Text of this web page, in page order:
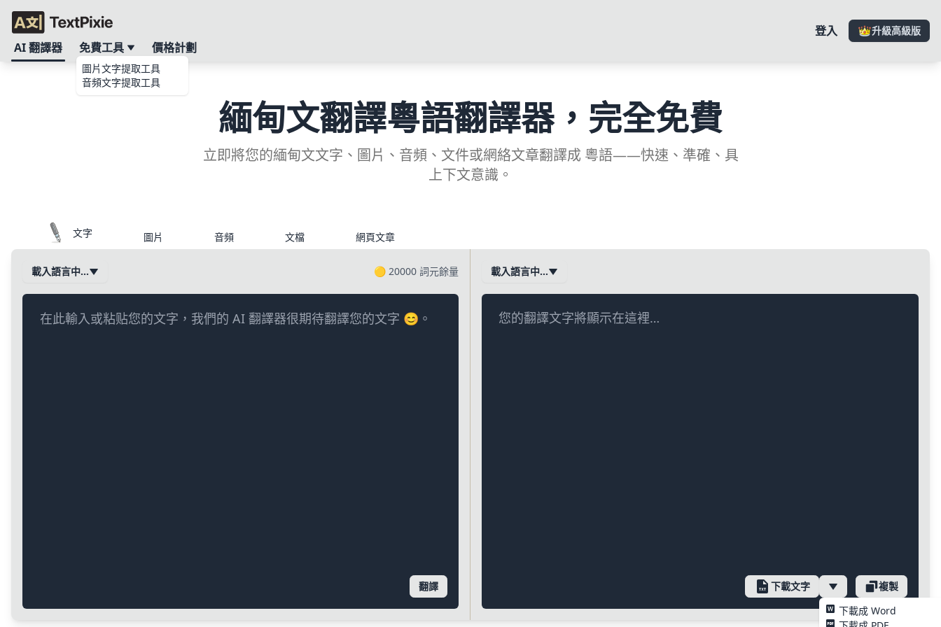
AI 翻譯器 免費工具
圖片文字提取工具
音頻文字提取工具
價格計劃
登入 升級高級版
緬甸文翻譯粵語翻譯器，完全免費
立即將您的緬甸文文字、圖片、音頻、文件或網絡文章翻譯成 粵語——快速、準確、具
上下文意識。
文字 圖片 音頻 文檔 網頁文章
載入語言中… 🟡 20000 詞元餘量
翻譯
載入語言中…
您的翻譯文字將顯示在這裡…
下載文字
下載成 Word
複製